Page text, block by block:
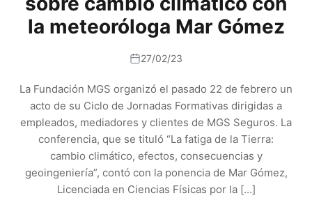
la meteoróloga Mar Gómez
27/02/23
La Fundación MGS organizó el pasado 22 de febrero un
acto de su Ciclo de Jornadas Formativas dirigidas a
empleados, mediadores y clientes de MGS Seguros. La
conferencia, que se tituló “La fatiga de la Tierra:
cambio climático, efectos, consecuencias y
geoingeniería”, contó con la ponencia de Mar Gómez,
Licenciada en Ciencias Físicas por la […]